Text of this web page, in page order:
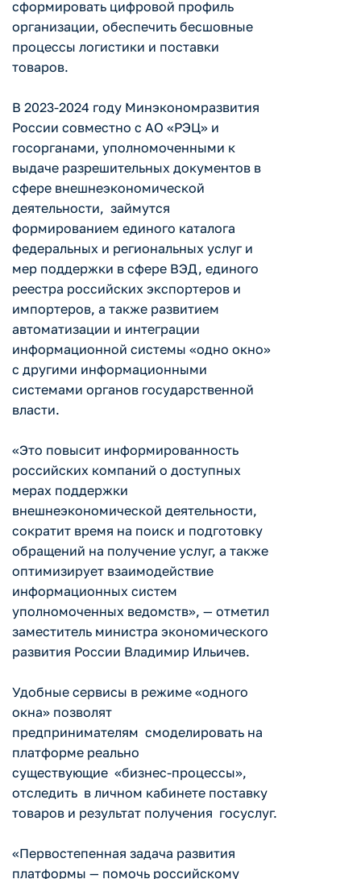
сформировать цифровой профиль
организации, обеспечить бесшовные
процессы логистики и поставки
товаров.
В 2023-2024 году Минэкономразвития
России совместно с АО «РЭЦ» и
госорганами, уполномоченными к
выдаче разрешительных документов в
сфере внешнеэкономической
деятельности, займутся
формированием единого каталога
федеральных и региональных услуг и
мер поддержки в сфере ВЭД, единого
реестра российских экспортеров и
импортеров, а также развитием
автоматизации и интеграции
информационной системы «одно окно»
с другими информационными
системами органов государственной
власти.
«Это повысит информированность
российских компаний о доступных
мерах поддержки
внешнеэкономической деятельности,
сократит время на поиск и подготовку
обращений на получение услуг, а также
оптимизирует взаимодействие
информационных систем
уполномоченных ведомств», — отметил
заместитель министра экономического
развития России Владимир Ильичев.
Удобные сервисы в режиме «одного
окна» позволят
предпринимателям смоделировать на
платформе реально
существующие «бизнес-процессы»,
отследить в личном кабинете поставку
товаров и результат получения госуслуг.
«Первостепенная задача развития
платформы — помочь российскому